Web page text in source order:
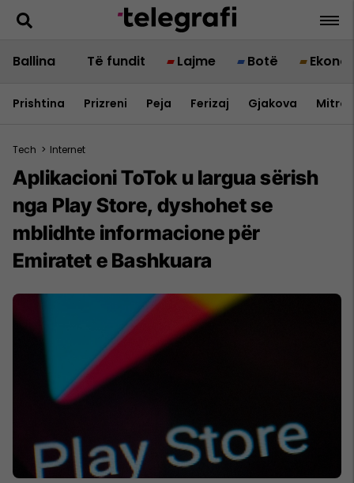
Ballina Të fundit Lajme Botë
Prishtina Prizreni Peja Ferizaj Gjakova
Tech > Internet
Aplikacioni ToTok u largua sërish
nga Play Store, dyshohet se
mblidhte informacione për
Emiratet e Bashkuara